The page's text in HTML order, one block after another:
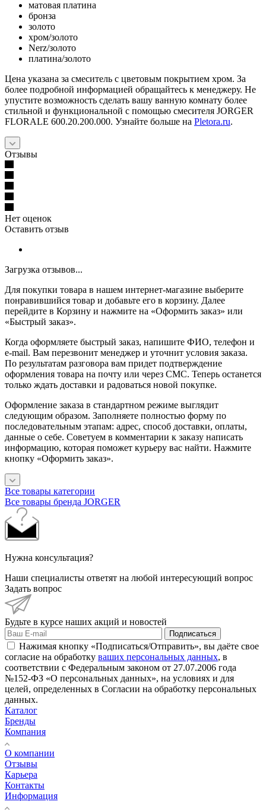
матовая платина
бронза
золото
хром/золото
Nerz/золото
платина/золото
Цена указана за смеситель с цветовым покрытием хром. За
более подробной информацией обращайтесь к менеджеру. Не
упустите возможность сделать вашу ванную комнату более
стильной и функциональной с помощью смесителя JORGER
FLORALE 600.20.200.000. Узнайте больше на Pletora.ru.
Отзывы
Нет оценок
Оставить отзыв
Загрузка отзывов...
Для покупки товара в нашем интернет-магазине выберите
понравившийся товар и добавьте его в корзину. Далее
перейдите в Корзину и нажмите на «Оформить заказ» или
«Быстрый заказ».
Когда оформляете быстрый заказ, напишите ФИО, телефон и
e-mail. Вам перезвонит менеджер и уточнит условия заказа.
По результатам разговора вам придет подтверждение
оформления товара на почту или через СМС. Теперь останется
только ждать доставки и радоваться новой покупке.
Оформление заказа в стандартном режиме выглядит
следующим образом. Заполняете полностью форму по
последовательным этапам: адрес, способ доставки, оплаты,
данные о себе. Советуем в комментарии к заказу написать
информацию, которая поможет курьеру вас найти. Нажмите
кнопку «Оформить заказ».
Все товары категории
Все товары бренда JORGER
Нужна консультация?
Наши специалисты ответят на любой интересующий вопрос
Задать вопрос
Будьте в курсе наших акций и новостей
Подписаться
Нажимая кнопку «Подписаться/Отправить», вы даёте свое
согласие на обработку ваших персональных данных, в
соответствии с Федеральным законом от 27.07.2006 года
№152-ФЗ «О персональных данных», на условиях и для
целей, определенных в Согласии на обработку персональных
данных.
Каталог
Бренды
Компания
О компании
Отзывы
Карьера
Контакты
Информация